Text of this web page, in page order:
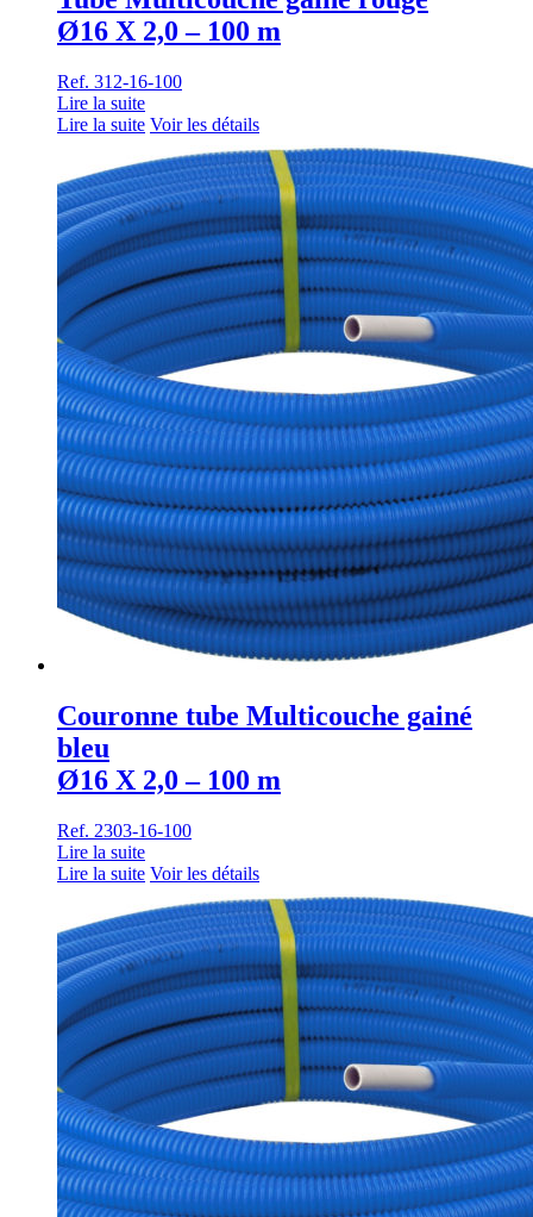
Ø16 X 2,0 – 100 m
Ref. 312-16-100
Lire la suite
Lire la suite Voir les détails
Couronne tube Multicouche gainé
bleu
Ø16 X 2,0 – 100 m
Ref. 2303-16-100
Lire la suite
Lire la suite Voir les détails